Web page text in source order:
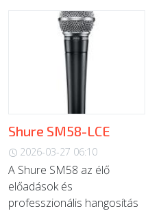
Shure SM58-LCE
2026-03-27 06:10
A Shure SM58 az élő
előadások és
professzionális hangosítás